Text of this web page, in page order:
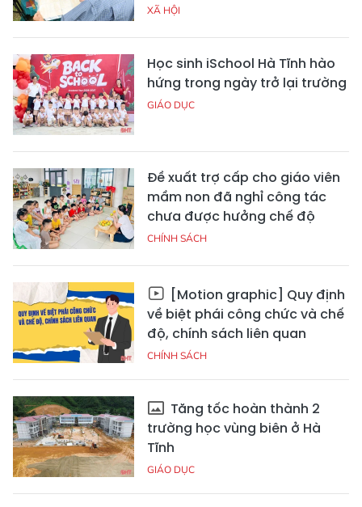
XÃ HỘI
Học sinh iSchool Hà Tĩnh hào
hứng trong ngày trở lại trường
GIÁO DỤC
Đề xuất trợ cấp cho giáo viên
mầm non đã nghỉ công tác
chưa được hưởng chế độ
CHÍNH SÁCH
[Motion graphic] Quy định
về biệt phái công chức và chế
độ, chính sách liên quan
CHÍNH SÁCH
Tăng tốc hoàn thành 2
trường học vùng biên ở Hà
Tĩnh
GIÁO DỤC